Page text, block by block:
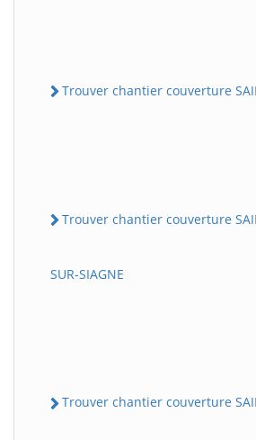
Trouver chantier couverture
Trouver chantier couverture
SUR-SIAGNE
Trouver chantier couverture